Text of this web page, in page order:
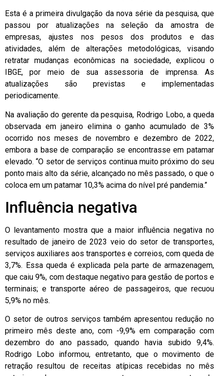
Esta é a primeira divulgação da nova série da pesquisa, que
passou por atualizações na seleção da amostra de
empresas, ajustes nos pesos dos produtos e das
atividades, além de alterações metodológicas, visando
retratar mudanças econômicas na sociedade, explicou o
IBGE, por meio de sua assessoria de imprensa. As
atualizações são previstas e implementadas
periodicamente.
Na avaliação do gerente da pesquisa, Rodrigo Lobo, a queda
observada em janeiro elimina o ganho acumulado de 3%
ocorrido nos meses de novembro e dezembro de 2022,
embora a base de comparação se encontrasse em patamar
elevado. “O setor de serviços continua muito próximo do seu
ponto mais alto da série, alcançado no mês passado, o que o
coloca em um patamar 10,3% acima do nível pré pandemia.”
Influência negativa
O levantamento mostra que a maior influência negativa no
resultado de janeiro de 2023 veio do setor de transportes,
serviços auxiliares aos transportes e correios, com queda de
3,7%. Essa queda é explicada pela parte de armazenagem,
que caiu 9%, com destaque negativo para gestão de portos e
terminais; e transporte aéreo de passageiros, que recuou
5,9% no mês.
O setor de outros serviços também apresentou redução no
primeiro mês deste ano, com -9,9% em comparação com
dezembro do ano passado, quando havia subido 9,4%.
Rodrigo Lobo informou, entretanto, que o movimento de
retração resultou de receitas atípicas recebidas no mês